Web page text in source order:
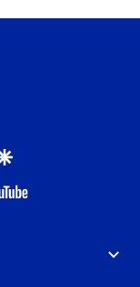
google
youtube-